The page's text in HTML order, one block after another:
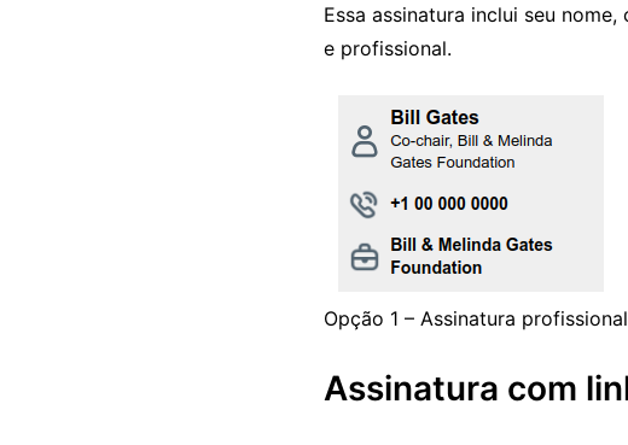
Essa assinatura inclui seu
e profissional.
Opção 1 – Assinatura
Assinatura com